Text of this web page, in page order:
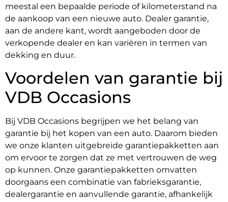
meestal een bepaalde periode of kilometerstand na
de aankoop van een nieuwe auto. Dealer garantie,
aan de andere kant, wordt aangeboden door de
verkopende dealer en kan variëren in termen van
dekking en duur.
Voordelen van garantie bij
VDB Occasions
Bij VDB Occasions begrijpen we het belang van
garantie bij het kopen van een auto. Daarom bieden
we onze klanten uitgebreide garantiepakketten aan
om ervoor te zorgen dat ze met vertrouwen de weg
op kunnen. Onze garantiepakketten omvatten
doorgaans een combinatie van fabrieksgarantie,
dealergarantie en aanvullende garantie, afhankelijk